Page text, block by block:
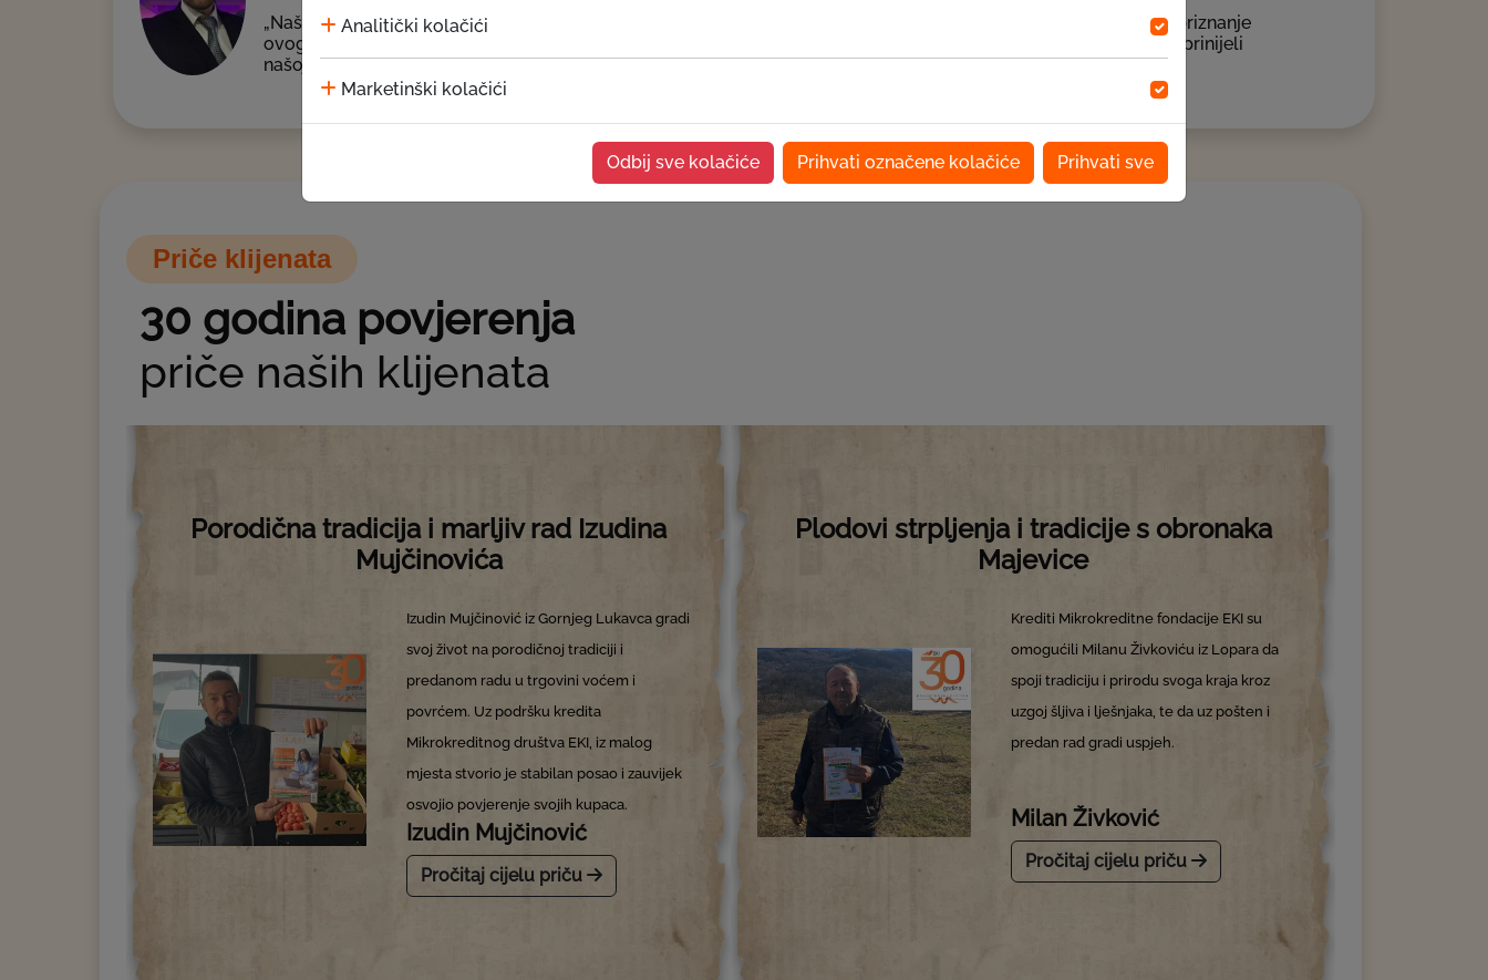
Analitički kolačići
Marketinški kolačići
Odbij sve kolačiće Prihvati označene kolačiće Prihvati sve
„Naš jubilej nije samo obilježavanje 30 godina postojanja, već i potvrda zajedničkog rasta te prilika da odamo priznanje
ovogodišnjim EKI jubilarcima, ali i da istaknemo trud, posvećenost i profesionalizam svih uposlenika koji su doprinijeli
našoj uspješnoj priči.”
Priče klijenata
30 godina povjerenja
priče naših klijenata
Porodična tradicija i marljiv rad Izudina
Mujčinovića
Izudin Mujčinović iz Gornjeg Lukavca gradi
svoj život na porodičnoj tradiciji i
predanom radu u trgovini voćem i
povrćem. Uz podršku kredita
Mikrokreditnog društva EKI, iz malog
mjesta stvorio je stabilan posao i zauvijek
osvojio povjerenje svojih kupaca.
Izudin Mujčinović
Pročitaj cijelu priču
Plodovi strpljenja i tradicije s obronaka
Majevice
Krediti Mikrokreditne fondacije EKI su
omogućili Milanu Živkoviću iz Lopara da
spoji tradiciju i prirodu svoga kraja kroz
uzgoj šljiva i lješnjaka, te da uz pošten i
predan rad gradi uspjeh.
Milan Živković
Pročitaj cijelu priču